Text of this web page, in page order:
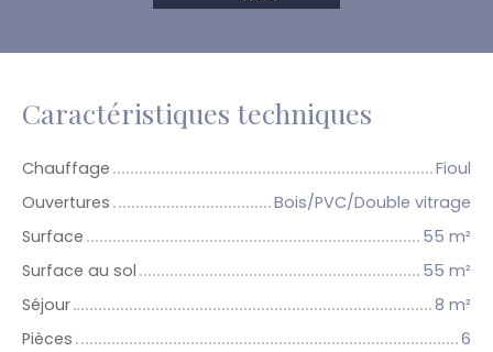
Caractéristiques techniques
Chauffage
Fioul
Ouvertures
Bois/PVC/Double vitrage
Surface
55 m²
Surface au sol
55 m²
Séjour
8 m²
Pièces
6